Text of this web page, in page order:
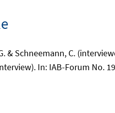
& Schneemann, C.
In: IAB-Forum No.